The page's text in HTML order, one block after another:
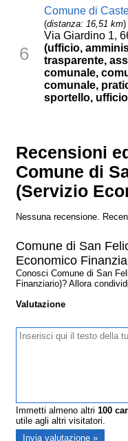
6
Comune di
(distanza: 16,51 km)
Via Giardino 1,
(ufficio,
trasparente,
comunale,
comunale,
sportello,
Recensioni
Comune di
(Servizio
Nessuna recensione.
Comune di San
Economico
Conosci Comune di San
Finanziario)? Allora
Valutazione
Immetti almeno altri100
utile agli altri visitatori.